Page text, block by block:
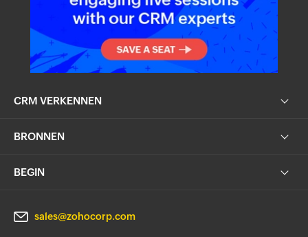
CRM VERKENNEN
BRONNEN
BEGIN
sales@zohocorp.com